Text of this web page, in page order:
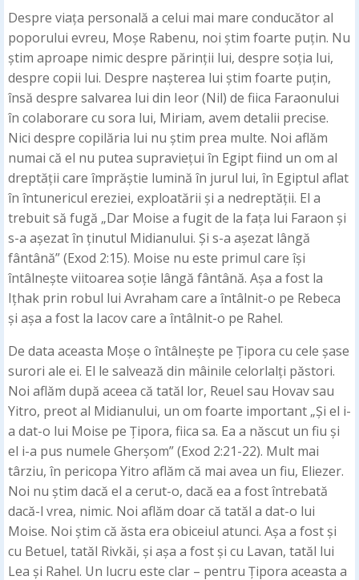
Despre viața personală a celui mai mare conducător al
poporului evreu, Moșe Rabenu, noi știm foarte puțin. Nu
știm aproape nimic despre părinții lui, despre soția lui,
despre copii lui. Despre nașterea lui știm foarte puțin,
însă despre salvarea lui din Ieor (Nil) de fiica Faraonului
în colaborare cu sora lui, Miriam, avem detalii precise.
Nici despre copilăria lui nu știm prea multe. Noi aflăm
numai că el nu putea supraviețui în Egipt fiind un om al
dreptății care împrăștie lumină în jurul lui, în Egiptul aflat
în întunericul ereziei, exploatării și a nedreptății. El a
trebuit să fugă „Dar Moise a fugit de la fața lui Faraon și
s-a așezat în ținutul Midianului. Și s-a așezat lângă
fântână” (Exod 2:15). Moise nu este primul care își
întâlnește viitoarea soție lângă fântână. Așa a fost la
Ițhak prin robul lui Avraham care a întâlnit-o pe Rebeca
și așa a fost la Iacov care a întâlnit-o pe Rahel.
De data aceasta Moșe o întâlnește pe Țipora cu cele șase
surori ale ei. El le salvează din mâinile celorlalți păstori.
Noi aflăm după aceea că tatăl lor, Reuel sau Hovav sau
Yitro, preot al Midianului, un om foarte important „Și el i-
a dat-o lui Moise pe Țipora, fiica sa. Ea a născut un fiu și
el i-a pus numele Gherșom” (Exod 2:21-22). Mult mai
târziu, în pericopa Yitro aflăm că mai avea un fiu, Eliezer.
Noi nu știm dacă el a cerut-o, dacă ea a fost întrebată
dacă-l vrea, nimic. Noi aflăm doar că tatăl a dat-o lui
Moise. Noi știm că ăsta era obiceiul atunci. Așa a fost și
cu Betuel, tatăl Rivkăi, și așa a fost și cu Lavan, tatăl lui
Lea și Rahel. Un lucru este clar – pentru Țipora aceasta a